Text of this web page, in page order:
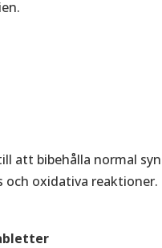
att bibehålla normal
och oxidativa